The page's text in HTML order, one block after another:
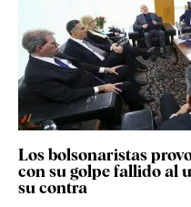
Los bolsonaristas
con su golpe fallido al
su contra